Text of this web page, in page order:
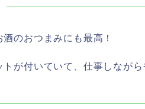
酒のおつまみにも最高！
トが付いていて、仕事しなが